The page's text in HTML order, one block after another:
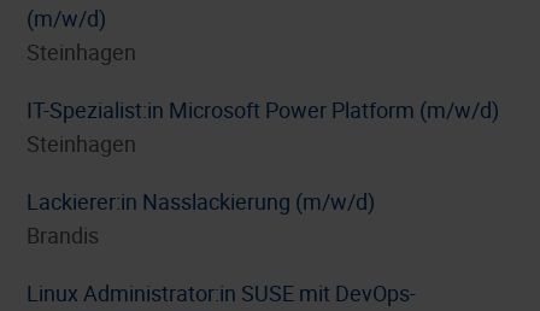
(m/w/d)
Steinhagen
IT-Spezialist:in Microsoft Power Platform (m/w/d)
Steinhagen
Lackierer:in Nasslackierung (m/w/d)
Brandis
Linux Administrator:in SUSE mit DevOps-